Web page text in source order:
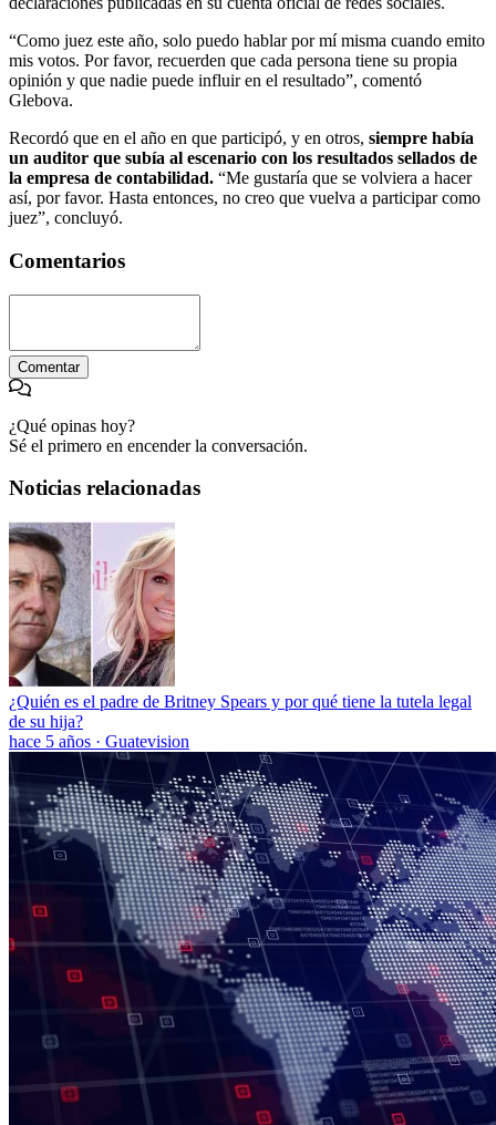
“Como juez este año, solo puedo hablar por mí misma cuando emito
mis votos. Por favor, recuerden que cada persona tiene su propia
opinión y que nadie puede influir en el resultado”, comentó
Glebova.
Recordó que en el año en que participó, y en otros, siempre había
un auditor que subía al escenario con los resultados sellados de
la empresa de contabilidad. “Me gustaría que se volviera a hacer
así, por favor. Hasta entonces, no creo que vuelva a participar como
juez”, concluyó.
Comentarios
Comentar
¿Qué opinas hoy?
Sé el primero en encender la conversación.
Noticias relacionadas
¿Quién es el padre de Britney Spears y por qué tiene la tutela legal
de su hija?
hace 5 años · Guatevision